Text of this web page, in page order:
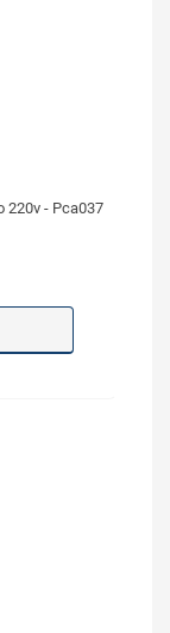
220v - Pca037